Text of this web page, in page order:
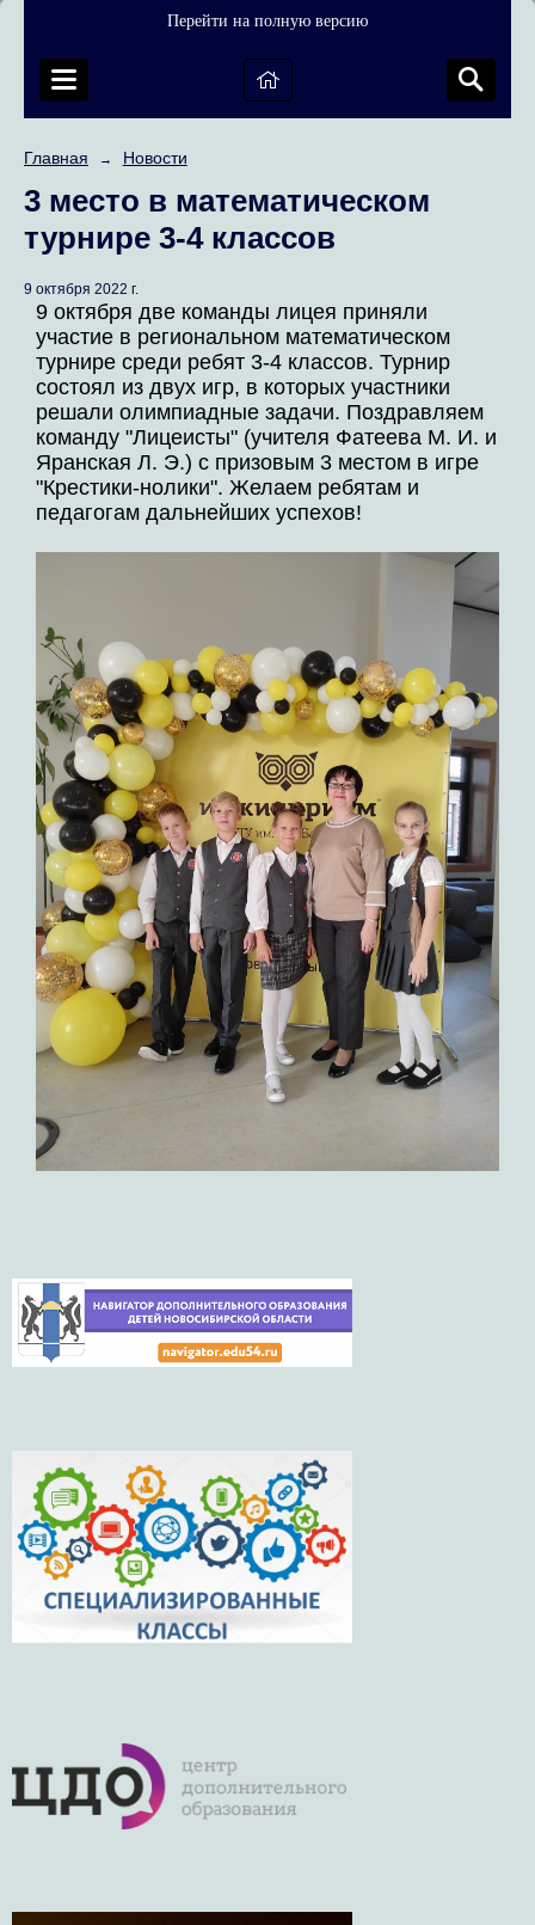
Перейти на полную версию
Главная → Новости
3 место в математическом
турнире 3-4 классов
9 октября 2022 г.
9 октября две команды лицея приняли
участие в региональном математическом
турнире среди ребят 3-4 классов. Турнир
состоял из двух игр, в которых участники
решали олимпиадные задачи. Поздравляем
команду "Лицеисты" (учителя Фатеева М. И. и
Яранская Л. Э.) с призовым 3 местом в игре
"Крестики-нолики". Желаем ребятам и
педагогам дальнейших успехов!